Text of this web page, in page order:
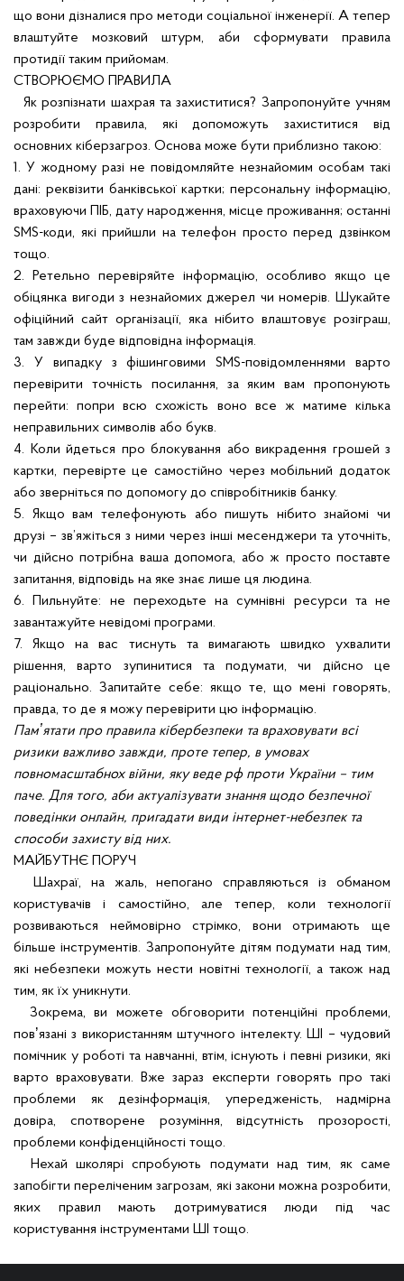
що вони дізналися про методи соціальної інженерії. А тепер
влаштуйте мозковий штурм, аби сформувати правила
протидії таким прийомам.
СТВОРЮЄМО ПРАВИЛА
Як розпізнати шахрая та захиститися? Запропонуйте учням
розробити правила, які допоможуть захиститися від
основних кіберзагроз. Основа може бути приблизно такою:
1. У жодному разі не повідомляйте незнайомим особам такі
дані: реквізити банківської картки; персональну інформацію,
враховуючи ПІБ, дату народження, місце проживання; останні
SMS-коди, які прийшли на телефон просто перед дзвінком
тощо.
2. Ретельно перевіряйте інформацію, особливо якщо це
обіцянка вигоди з незнайомих джерел чи номерів. Шукайте
офіційний сайт організації, яка нібито влаштовує розіграш,
там завжди буде відповідна інформація.
3. У випадку з фішинговими SMS-повідомленнями варто
перевірити точність посилання, за яким вам пропонують
перейти: попри всю схожість воно все ж матиме кілька
неправильних символів або букв.
4. Коли йдеться про блокування або викрадення грошей з
картки, перевірте це самостійно через мобільний додаток
або зверніться по допомогу до співробітників банку.
5. Якщо вам телефонують або пишуть нібито знайомі чи
друзі – зв’яжіться з ними через інші месенджери та уточніть,
чи дійсно потрібна ваша допомога, або ж просто поставте
запитання, відповідь на яке знає лише ця людина.
6. Пильнуйте: не переходьте на сумнівні ресурси та не
завантажуйте невідомі програми.
7. Якщо на вас тиснуть та вимагають швидко ухвалити
рішення, варто зупинитися та подумати, чи дійсно це
раціонально. Запитайте себе: якщо те, що мені говорять,
правда, то де я можу перевірити цю інформацію.
Памʼятати про правила кібербезпеки та враховувати всі
ризики важливо завжди, проте тепер, в умовах
повномасштабнох війни, яку веде рф проти України – тим
паче. Для того, аби актуалізувати знання щодо безпечної
поведінки онлайн, пригадати види інтернет-небезпек та
способи захисту від них.
МАЙБУТНЄ ПОРУЧ
Шахраї, на жаль, непогано справляються із обманом
користувачів і самостійно, але тепер, коли технології
розвиваються неймовірно стрімко, вони отримають ще
більше інструментів. Запропонуйте дітям подумати над тим,
які небезпеки можуть нести новітні технології, а також над
тим, як їх уникнути.
Зокрема, ви можете обговорити потенційні проблеми,
повʼязані з використанням штучного інтелекту. ШІ – чудовий
помічник у роботі та навчанні, втім, існують і певні ризики, які
варто враховувати. Вже зараз експерти говорять про такі
проблеми як дезінформація, упередженість, надмірна
довіра, спотворене розуміння, відсутність прозорості,
проблеми конфіденційності тощо.
Нехай школярі спробують подумати над тим, як саме
запобігти переліченим загрозам, які закони можна розробити,
яких правил мають дотримуватися люди під час
користування інструментами ШІ тощо.